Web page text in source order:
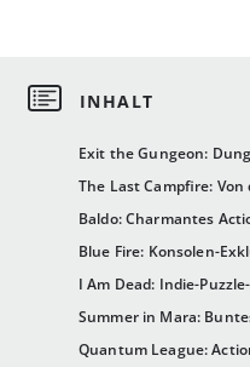
Exit the Gungeon:
The Last Campfire: Von
Baldo: Charmantes
Blue Fire: Konsolen-
I Am Dead: Indie-
Summer in Mara:
Quantum League: